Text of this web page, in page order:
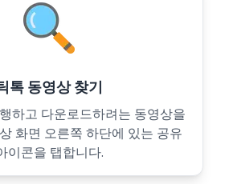
톡 동영상 찾기
하고 다운로드하려는 동영상을
화면 오른쪽 하단에 있는 공유
이콘을 탭합니다.